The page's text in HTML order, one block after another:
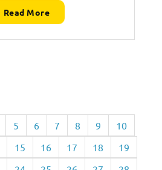
Read More
5 6 7 8 9
10
15 16 17 18
19